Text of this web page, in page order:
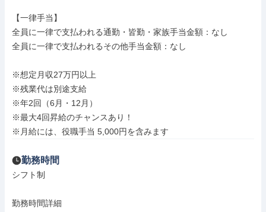
【一律手当】
全員に一律で支払われる通勤・皆勤・家族手当金額：なし
全員に一律で支払われるその他手当金額：なし
※想定月収27万円以上
※残業代は別途支給
※年2回（6月・12月）
※最大4回昇給のチャンスあり！
※月給には、役職手当 5,000円を含みます
勤務時間
シフト制
勤務時間詳細